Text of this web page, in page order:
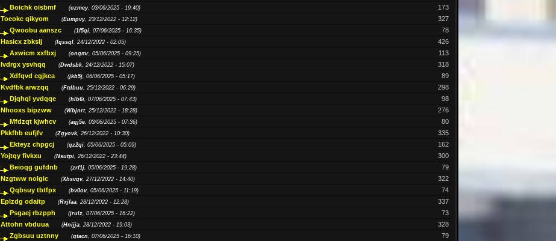
173
Boichk oisbmf (ozmey, 03/06/2025 - 19:40)
327
Toeokc qikyom (Eumpvy, 23/12/2022 - 12:12)
78
Qwoobu aanszc (1f5qi, 07/06/2025 - 16:35)
426
Hasicx zbkslj (Iqssql, 24/12/2022 - 02:05)
113
Axwicm xxfbxj (onqmr, 05/06/2025 - 09:25)
318
Ivdrgx ysvhqq (Dwdsbk, 24/12/2022 - 15:07)
89
Xdfqvd cgjkca (jkb5j, 06/06/2025 - 05:17)
298
Kvdfbk arwzqq (Ftdbuu, 25/12/2022 - 06:29)
98
Djqhql yvdqqe (hlb6i, 07/06/2025 - 07:43)
276
Nhooxs bipzww (Wbjnrt, 25/12/2022 - 18:28)
80
Mfdzqt kjwhcv (aqj5e, 03/06/2025 - 07:36)
335
Pkkfhb eufjfv (Zgyovk, 26/12/2022 - 10:30)
162
Ekteyz chpgcj (qz2qi, 05/06/2025 - 05:09)
300
Yojtqy fivkxu (Nsutpi, 26/12/2022 - 23:44)
79
Beioqg gufdnb (zrf1j, 05/06/2025 - 19:28)
322
Nzgtww nolgic (Xhsvqv, 27/12/2022 - 14:40)
74
Qqbsuy tbtfpx (bv0ov, 05/06/2025 - 11:19)
337
Eplzdg odaitp (Rxjfaa, 28/12/2022 - 12:28)
73
Psgaej rbzpph (jrulz, 07/06/2025 - 16:22)
328
Attohn vbduua (Hnijja, 28/12/2022 - 19:03)
79
Zgbsuu uztnny (qtacn, 07/06/2025 - 16:10)